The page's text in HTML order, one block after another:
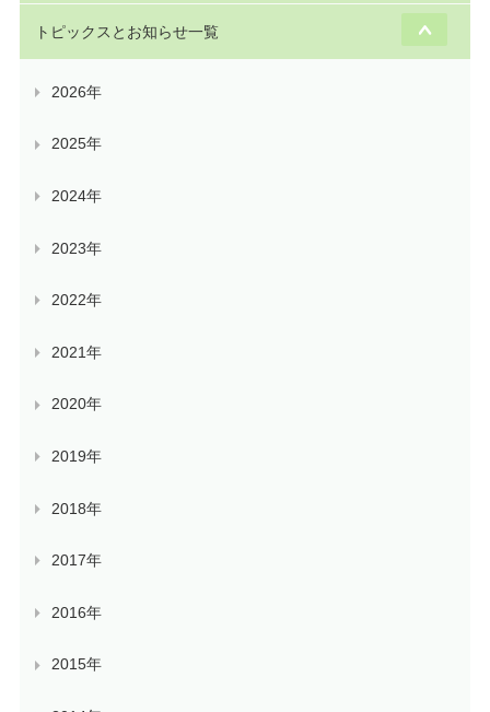
トピックスとお知らせ一覧
2026年
2025年
2024年
2023年
2022年
2021年
2020年
2019年
2018年
2017年
2016年
2015年